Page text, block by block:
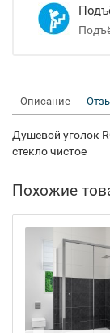
Описание
Душевой уголок
стекло чистое
Похожие